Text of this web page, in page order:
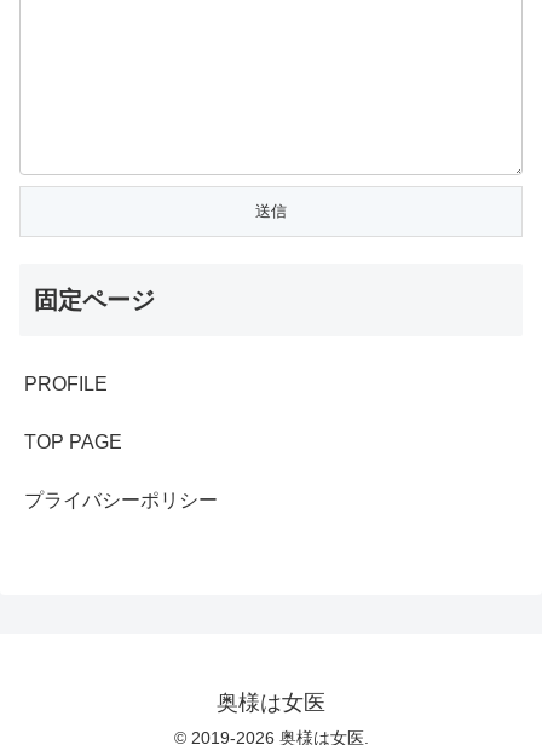
固定ページ
PROFILE
TOP PAGE
プライバシーポリシー
奥様は女医
© 2019-2026 奥様は女医.